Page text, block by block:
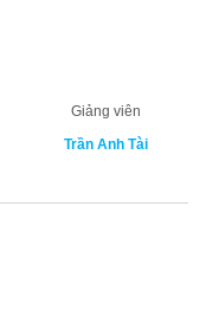
Giảng viên
Trần Anh Tài